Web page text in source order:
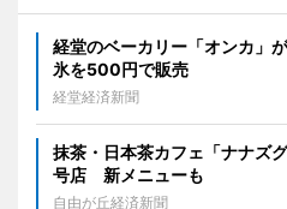
経堂のベーカリー「オンカ」
氷を500円で販売
経堂経済新聞
抹茶・日本茶カフェ「ナナズ
号店 新メニューも
自由が丘経済新聞